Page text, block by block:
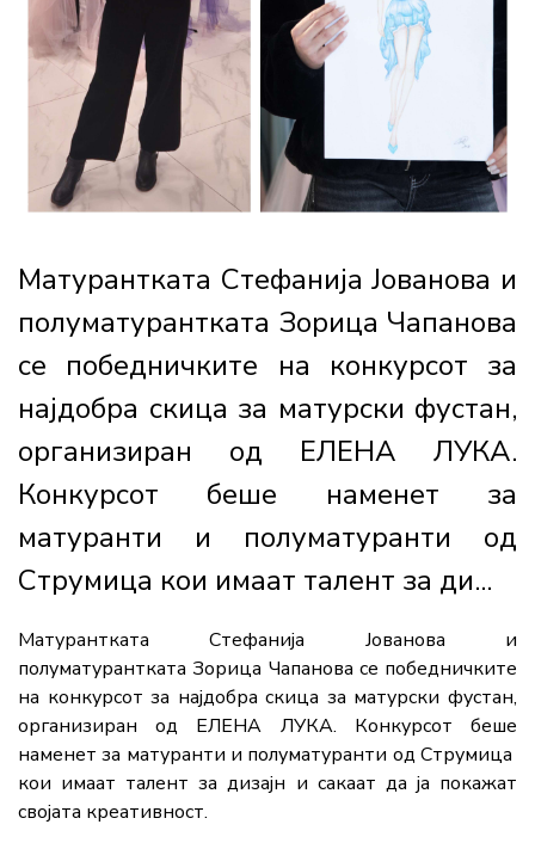
Матурантката Стефанија Јованова и
полуматурантката Зорица Чапанова
се победничките на конкурсот за
најдобра скица за матурски фустан,
организиран од ЕЛЕНА ЛУКА.
Конкурсот беше наменет за
матуранти и полуматуранти од
Струмица кои имаат талент за ди...
Матурантката Стефанија Јованова и
полуматурантката Зорица Чапанова се победничките
на конкурсот за најдобра скица за матурски фустан,
организиран од ЕЛЕНА ЛУКА. Конкурсот беше
наменет за матуранти и полуматуранти од Струмица
кои имаат талент за дизајн и сакаат да ја покажат
својата креативност.